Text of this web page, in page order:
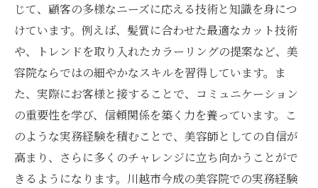
じて、顧客の多様なニーズに応える技術と知識を身につ
けています。例えば、髪質に合わせた最適なカット技術
や、トレンドを取り入れたカラーリングの提案など、美
容院ならではの細やかなスキルを習得しています。ま
た、実際にお客様と接することで、コミュニケーション
の重要性を学び、信頼関係を築く力を養っています。こ
のような実務経験を積むことで、美容師としての自信が
高まり、さらに多くのチャレンジに立ち向かうことがで
きるようになります。川越市今成の美容院での実務経験